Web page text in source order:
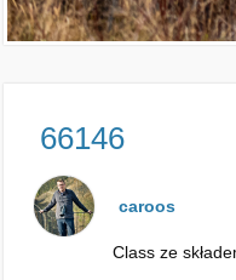
66146
caroos
Class ze